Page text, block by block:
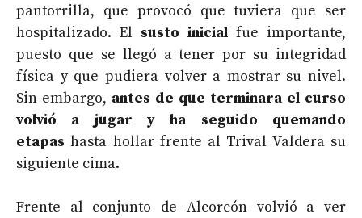
pantorrilla, que provocó que tuviera que ser
hospitalizado. El susto inicial fue importante,
puesto que se llegó a tener por su integridad
física y que pudiera volver a mostrar su nivel.
Sin embargo, antes de que terminara el curso
volvió a jugar y ha seguido quemando
etapas hasta hollar frente al Trival Valdera su
siguiente cima.
Frente al conjunto de Alcorcón volvió a ver